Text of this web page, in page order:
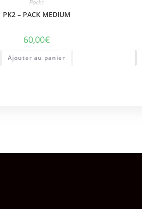
Packs
PK2 – PACK MEDIUM
60,00€
Ajouter au panier